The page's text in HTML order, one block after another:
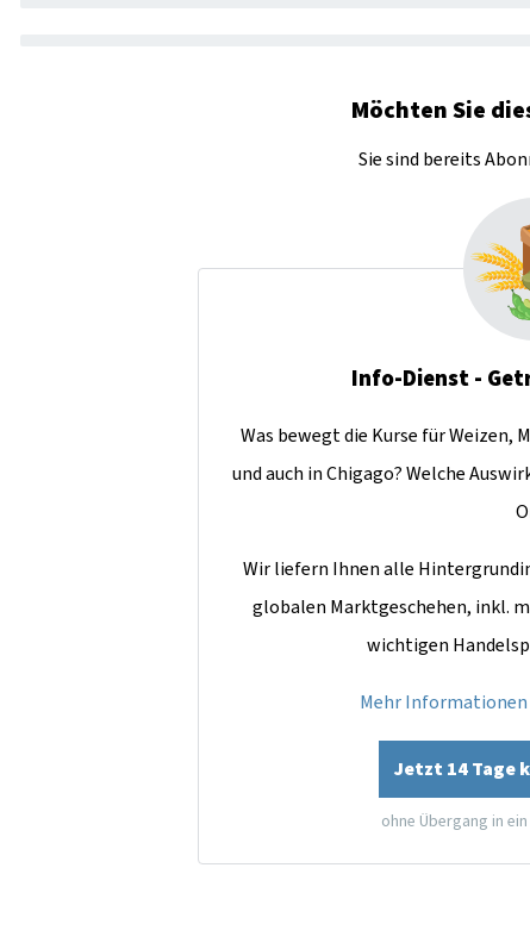
Möchten Sie
Sie sind bereits
Info-Dienst -
Was bewegt die Kurse für Weizen,
und auch in Chigago? Welche
Wir liefern Ihnen alle
globalen Marktgeschehen, inkl.
wichtigen
Mehr Informationen
Jetzt 14 Tage
ohne Übergang in